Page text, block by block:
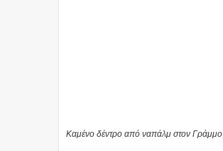
Καμένο δέντρο από ναπάλμ στον Γράμμο